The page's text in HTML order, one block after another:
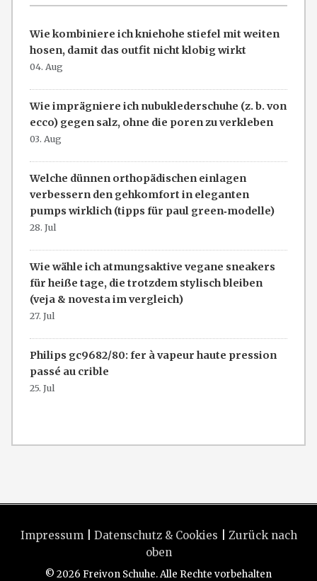
Wie kombiniere ich kniehohe stiefel mit weiten
hosen, damit das outfit nicht klobig wirkt
04. Aug
Wie imprägniere ich nubuklederschuhe (z. b. von
ecco) gegen salz, ohne die poren zu verkleben
03. Aug
Welche dünnen orthopädischen einlagen
verbessern den gehkomfort in eleganten
pumps wirklich (tipps für paul green‑modelle)
28. Jul
Wie wähle ich atmungsaktive vegane sneakers
für heiße tage, die trotzdem stylisch bleiben
(veja & novesta im vergleich)
27. Jul
Philips gc9682/80: fer à vapeur haute pression
passé au crible
25. Jul
Impressum| Datenschutz & Cookies
Zurück nach
oben
© 2026 Freivon Schuhe. Alle Rechte vorbehalten